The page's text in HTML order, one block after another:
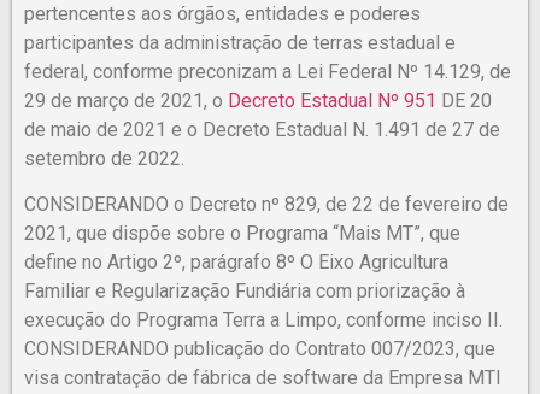
pertencentes aos órgãos, entidades e poderes
participantes da administração de terras estadual e
federal, conforme preconizam a Lei Federal Nº 14.129, de
29 de março de 2021, o Decreto Estadual Nº 951 DE 20
de maio de 2021 e o Decreto Estadual N. 1.491 de 27 de
setembro de 2022.
CONSIDERANDO o Decreto nº 829, de 22 de fevereiro de
2021, que dispõe sobre o Programa “Mais MT”, que
define no Artigo 2º, parágrafo 8º O Eixo Agricultura
Familiar e Regularização Fundiária com priorização à
execução do Programa Terra a Limpo, conforme inciso II.
CONSIDERANDO publicação do Contrato 007/2023, que
visa contratação de fábrica de software da Empresa MTI